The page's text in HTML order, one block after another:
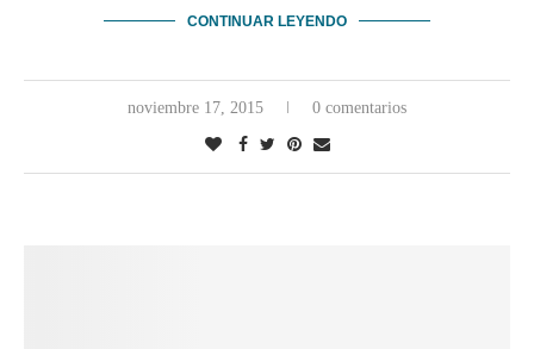
CONTINUAR LEYENDO
noviembre 17, 2015 0 comentarios